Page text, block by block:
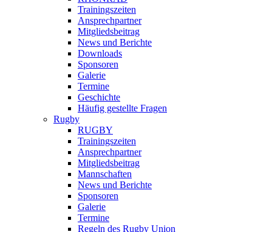
Trainingszeiten
Ansprechpartner
Mitgliedsbeitrag
News und Berichte
Downloads
Sponsoren
Galerie
Termine
Geschichte
Häufig gestellte Fragen
Rugby
RUGBY
Trainingszeiten
Ansprechpartner
Mitgliedsbeitrag
Mannschaften
News und Berichte
Sponsoren
Galerie
Termine
Regeln des Rugby Union